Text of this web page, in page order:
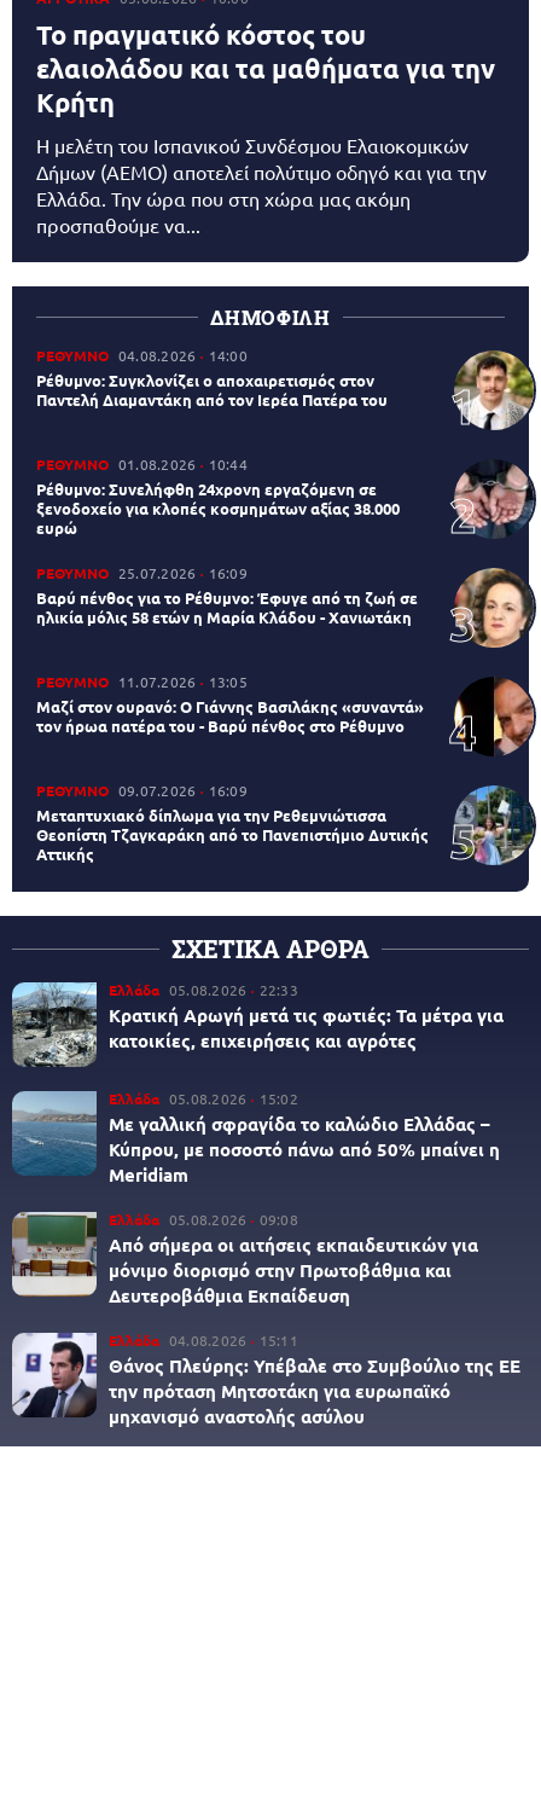
Το πραγματικό κόστος του
ελαιολάδου και τα μαθήματα για την
Κρήτη
Η μελέτη του Ισπανικού Συνδέσμου Ελαιοκομικών
Δήμων (AEMO) αποτελεί πολύτιμο οδηγό και για την
Ελλάδα. Την ώρα που στη χώρα μας ακόμη
προσπαθούμε να...
ΔΗΜΟΦΙΛΗ
ΡΕΘΥΜΝΟ 04.08.2026 14:00
Ρέθυμνο: Συγκλονίζει ο αποχαιρετισμός στον
Παντελή Διαμαντάκη από τον Ιερέα Πατέρα του
ΡΕΘΥΜΝΟ 01.08.2026 10:44
Ρέθυμνο: Συνελήφθη 24χρονη εργαζόμενη σε
ξενοδοχείο για κλοπές κοσμημάτων αξίας 38.000
ευρώ
ΡΕΘΥΜΝΟ 25.07.2026 16:09
Βαρύ πένθος για το Ρέθυμνο: Έφυγε από τη ζωή σε
ηλικία μόλις 58 ετών η Μαρία Κλάδου - Χανιωτάκη
ΡΕΘΥΜΝΟ 11.07.2026 13:05
Μαζί στον ουρανό: Ο Γιάννης Βασιλάκης «συναντά»
τον ήρωα πατέρα του - Βαρύ πένθος στο Ρέθυμνο
ΡΕΘΥΜΝΟ 09.07.2026 16:09
Μεταπτυχιακό δίπλωμα για την Ρεθεμνιώτισσα
Θεοπίστη Τζαγκαράκη από το Πανεπιστήμιο Δυτικής
Αττικής
ΣΧΕΤΙΚΑ ΑΡΘΡΑ
Ελλάδα 05.08.2026 22:33
Κρατική Αρωγή μετά τις φωτιές: Τα μέτρα για
κατοικίες, επιχειρήσεις και αγρότες
Ελλάδα 05.08.2026 15:02
Με γαλλική σφραγίδα το καλώδιο Ελλάδας –
Κύπρου, με ποσοστό πάνω από 50% μπαίνει η
Meridiam
Ελλάδα 05.08.2026 09:08
Από σήμερα οι αιτήσεις εκπαιδευτικών για
μόνιμο διορισμό στην Πρωτοβάθμια και
Δευτεροβάθμια Εκπαίδευση
Ελλάδα 04.08.2026 15:11
Θάνος Πλεύρης: Υπέβαλε στο Συμβούλιο της ΕΕ
την πρόταση Μητσοτάκη για ευρωπαϊκό
μηχανισμό αναστολής ασύλου